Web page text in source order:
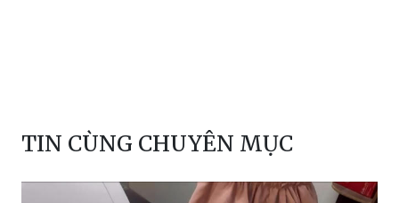
TIN CÙNG CHUYÊN MỤC